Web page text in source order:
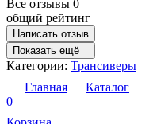
Все отзывы 0
общий рейтинг
Написать отзыв
Показать ещё
Категории: Трансиверы
Главная
Каталог
0